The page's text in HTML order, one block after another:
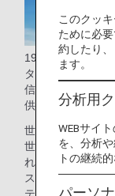
1997年に世界初
ターアライアン
信頼性、そして
供し続けています
世界の主要航空会
世界の90%をカバ
れにより、190カ
スでき、スムー
このクッ
ために必
約したり
ます。
分析用
WEBサイ
を、分析
トの継続
パーソ